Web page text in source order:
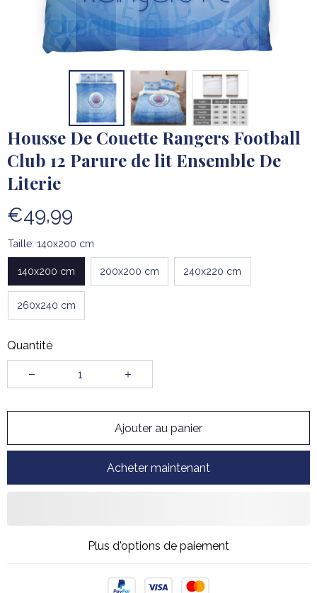
Housse De Couette Rangers Football
Club 12 Parure de lit Ensemble De
Literie
€49,99
Taille: 140x200 cm
140x200 cm 200x200 cm 240x220 cm
260x240 cm
Quantité
Ajouter au panier
Acheter maintenant
Plus d'options de paiement